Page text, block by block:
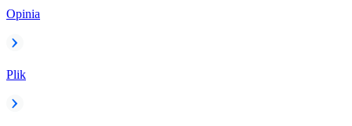
Opinia
Plik